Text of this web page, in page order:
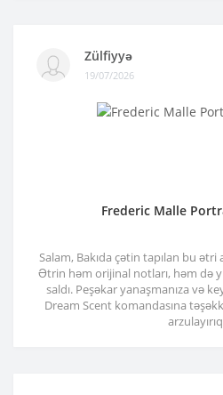
Zülfiyyə
19/07/2026
Frederic Malle
Salam, Bakıda çətin tapılan bu
Ətrin həm orijinal notları, həm də
saldı. Peşəkar yanaşmanıza və
Dream Scent komandasına